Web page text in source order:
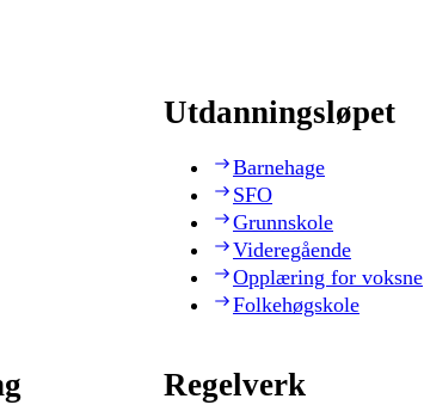
Utdanningsløpet
Barnehage
SFO
Grunnskole
Videregående
Opplæring for voksne
Folkehøgskole
Regelverk